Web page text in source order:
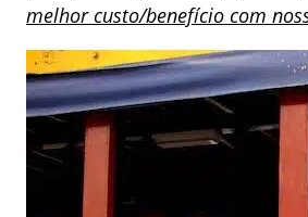
melhor custo/benefício com